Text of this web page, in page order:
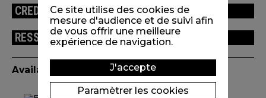
CREDITS
RESSOURCES
Available edition(s)
Ce site utilise des cookies de
mesure d'audience et de suivi afin
de vous offrir une meilleure
expérience de navigation.
J'accepte
Paramètrer les cookies